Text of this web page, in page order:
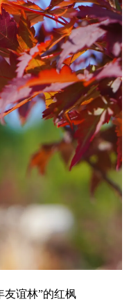
友谊林”的红枫